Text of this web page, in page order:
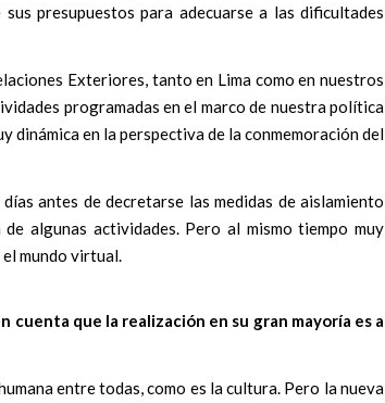
presupuestos para adecuarse a las dificultades
Exteriores, tanto en Lima como en nuestros
programadas en el marco de nuestra política
dinámica en la perspectiva de la conmemoración del
antes de decretarse las medidas de aislamiento
algunas actividades. Pero al mismo tiempo muy
mundo virtual.
que la realización en su gran mayoría es a
entre todas, como es la cultura. Pero la nueva